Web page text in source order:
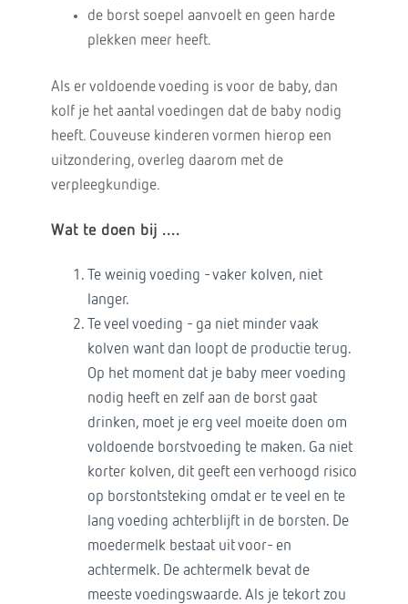
de borst soepel aanvoelt en geen harde
plekken meer heeft.
Als er voldoende voeding is voor de baby, dan
kolf je het aantal voedingen dat de baby nodig
heeft. Couveuse kinderen vormen hierop een
uitzondering, overleg daarom met de
verpleegkundige.
Wat tedoen bij ....
Te weinig voeding - vaker kolven, niet
langer.
Te veel voeding - ga niet minder vaak
kolven want dan loopt de productie terug.
Op het moment dat je baby meer voeding
nodig heeft en zelf aan de borst gaat
drinken, moet je erg veel moeite doen om
voldoende borstvoeding te maken. Ga niet
korter kolven, dit geeft een verhoogd risico
op borstontsteking omdat er te veel en te
lang voeding achterblijft in de borsten. De
moedermelk bestaat uit voor- en
achtermelk. De achtermelk bevat de
meeste voedingswaarde. Als je tekort zou